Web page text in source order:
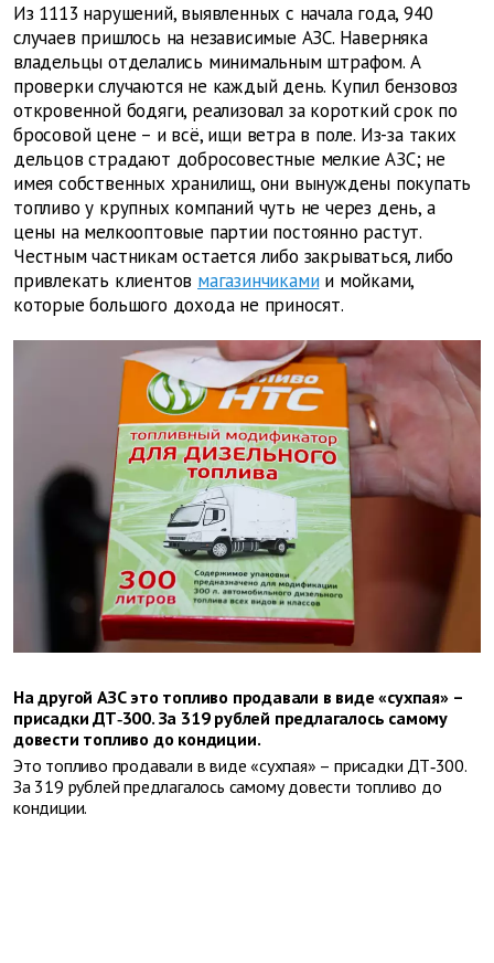
Из 1113 нарушений, выявленных с начала года, 940
случаев пришлось на независимые АЗС. Наверняка
владельцы отделались минимальным штрафом. А
проверки случаются не каждый день. Купил бензовоз
откровенной бодяги, реализовал за короткий срок по
бросовой цене – и всё, ищи ветра в поле. Из-за таких
дельцов страдают добросовестные мелкие АЗС; не
имея собственных хранилищ, они вынуждены покупать
топливо у крупных компаний чуть не через день, а
цены на мелкооптовые партии постоянно растут.
Честным частникам остается либо закрываться, либо
привлекать клиентов магазинчикамии мойками,
которые большого дохода не приносят.
На другой АЗС это топливо продавали в виде «сухпая» –
присадки ДТ‑300. За 319 рублей предлагалось самому
довести топливо до кондиции.
Это топливо продавали в виде «сухпая» – присадки ДТ‑300.
За 319 рублей предлагалось самому довести топливо до
кондиции.